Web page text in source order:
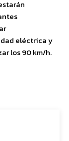
eléctrica y
los 90 km/h.